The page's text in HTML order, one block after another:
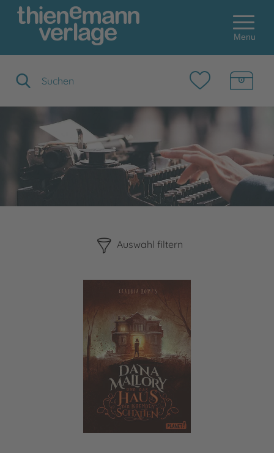
Menu
Auswahl filtern